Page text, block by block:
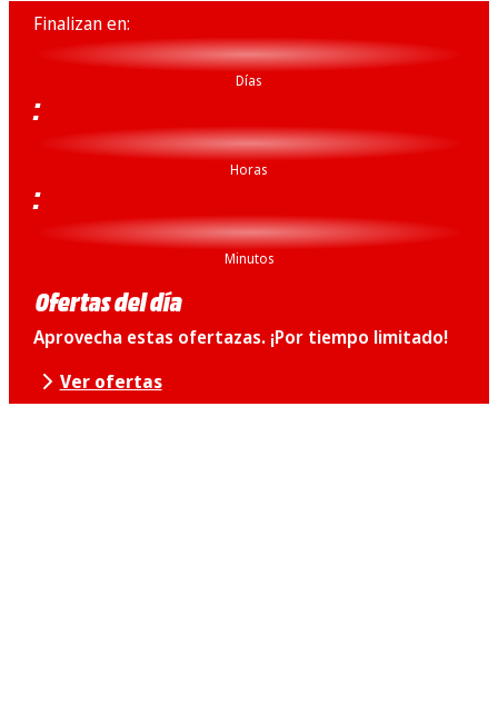
Finalizan en:
XX
Días
:
XX
Horas
:
XX
Minutos
Ofertas del día
Aprovecha estas ofertazas. ¡Por tiempo limitado!
Ver ofertas